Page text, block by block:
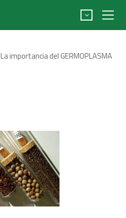
La importancia del GERMOPLASMA